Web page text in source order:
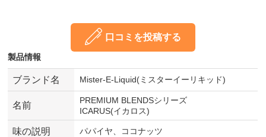
口コミを投稿する
製品情報
ブランド名 Mister-E-Liquid(ミスターイーリキッド)
名前
PREMIUM BLENDSシリーズ
ICARUS(イカロス)
味の説明 パパイヤ、ココナッツ